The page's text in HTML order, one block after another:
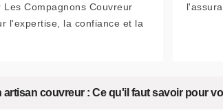
Les Compagnons Couvreur
l'expertise, la confiance et la
artisan couvreur : Ce qu'il faut savoir pour